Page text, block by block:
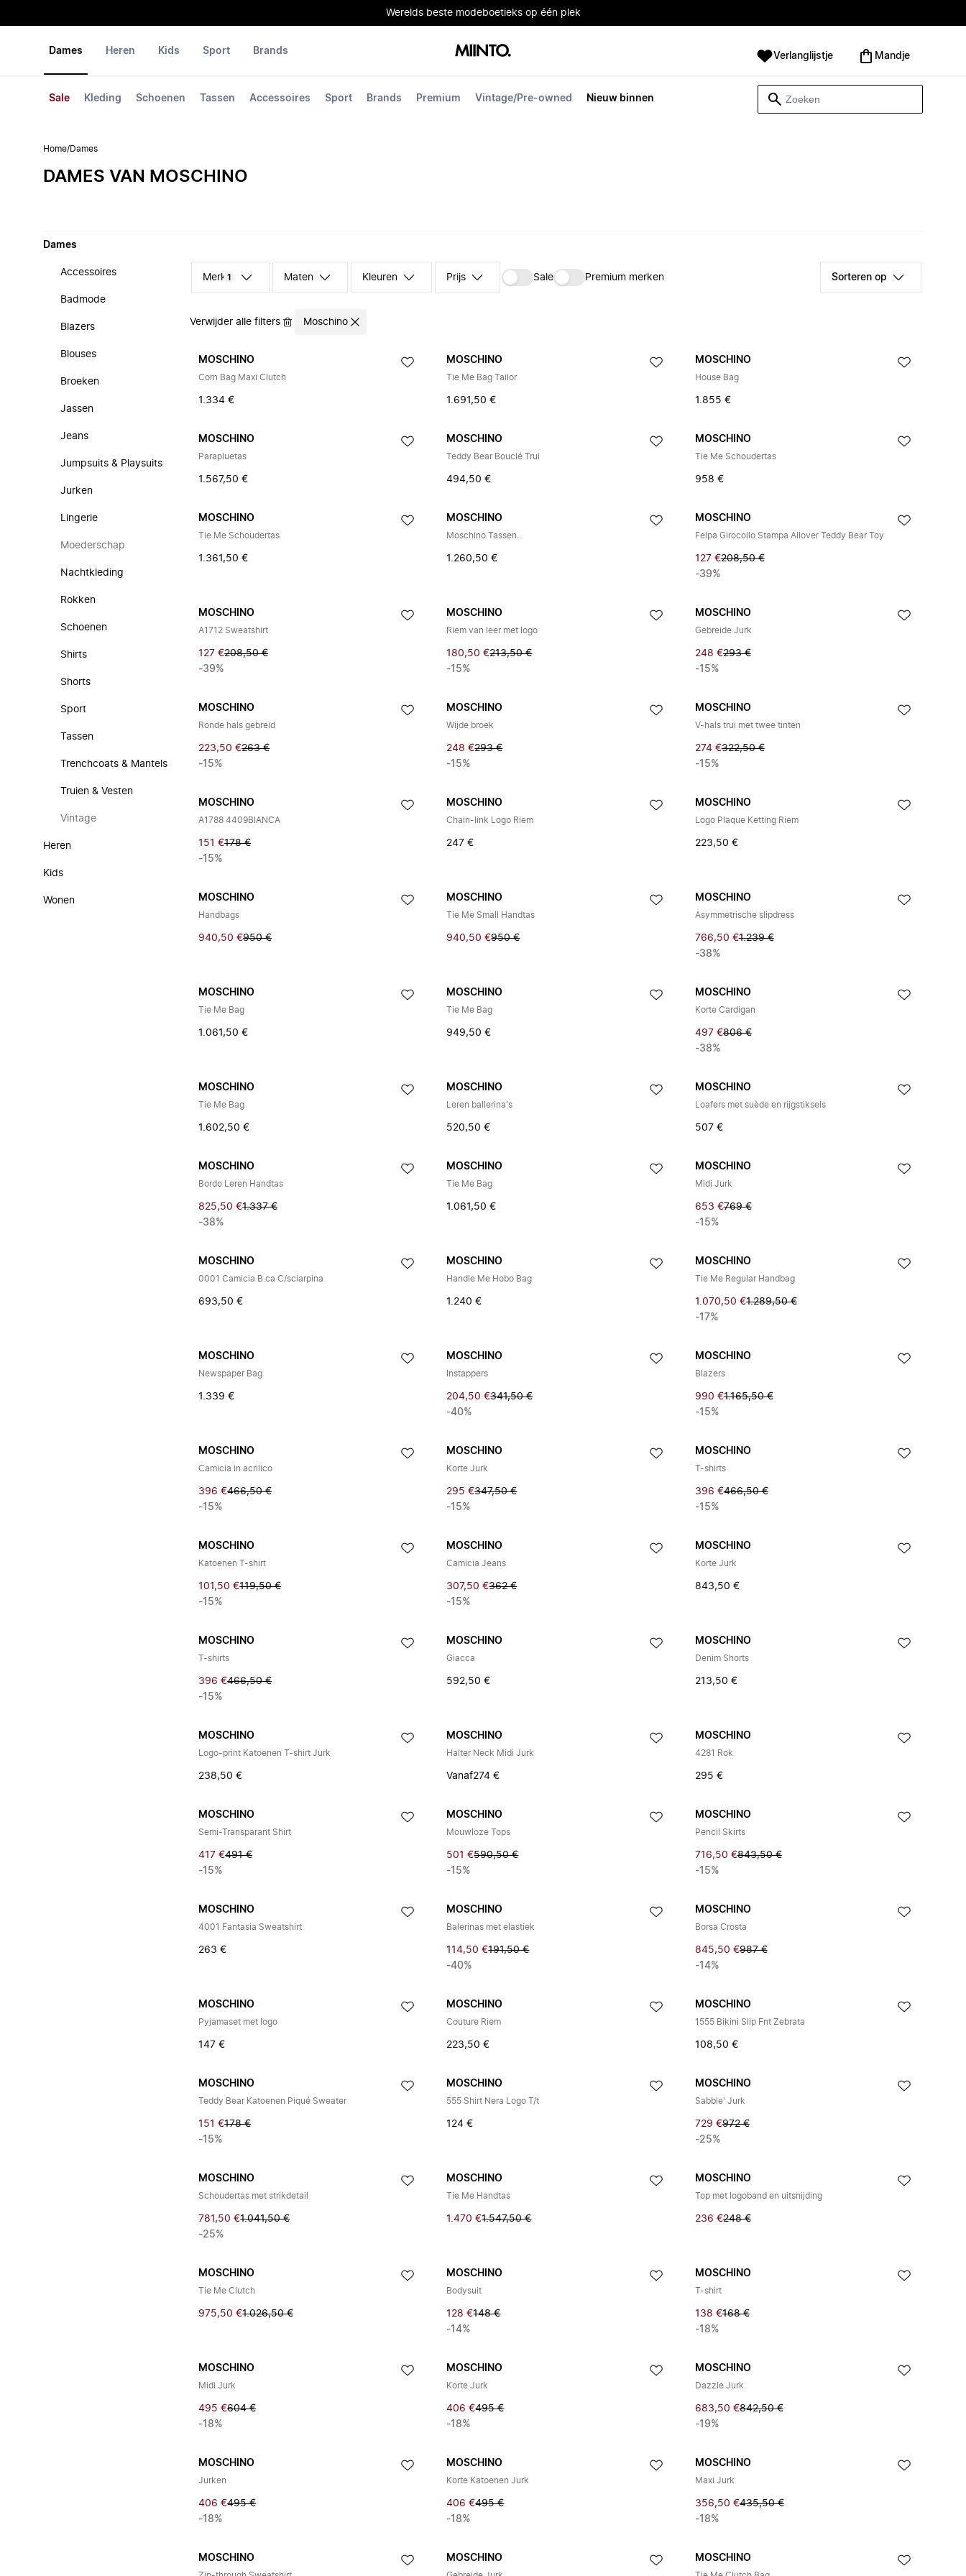
Werelds beste modeboetieks op één plek
Dames
Sale Kleding Schoenen Tassen Accessoires Sport Brands Premium Vintage/Pre-owned Nieuw binnen
Heren Kids Sport Brands Verlanglijstje Mandje
Home/Dames
DAMES VAN MOSCHINO
Dames
Accessoires
Badmode
Blazers
Blouses
Broeken
Jassen
Jeans
Jumpsuits & Playsuits
Jurken
Lingerie
Moederschap
Nachtkleding
Rokken
Schoenen
Shirts
Shorts
Sport
Tassen
Trenchcoats & Mantels
Truien & Vesten
Vintage
Heren
Kids
Wonen
Merk 1 Maten Kleuren Prijs Sale Premium merken Sorteren op
Verwijder alle filters Moschino
MOSCHINO
Corn Bag Maxi Clutch
1.334 €
MOSCHINO
Tie Me Bag Tailor
1.691,50 €
MOSCHINO
House Bag
1.855 €
MOSCHINO
Parapluetas
1.567,50 €
MOSCHINO
Teddy Bear Bouclé Trui
494,50 €
MOSCHINO
Tie Me Schoudertas
958 €
MOSCHINO
Tie Me Schoudertas
1.361,50 €
MOSCHINO
Moschino Tassen..
1.260,50 €
MOSCHINO
Felpa Girocollo Stampa Allover Teddy Bear Toy
127 €208,50 €
-39%
MOSCHINO
A1712 Sweatshirt
127 €208,50 €
-39%
MOSCHINO
Riem van leer met logo
180,50 €213,50 €
-15%
MOSCHINO
Gebreide Jurk
248 €293 €
-15%
MOSCHINO
Ronde hals gebreid
223,50 €263 €
-15%
MOSCHINO
Wijde broek
248 €293 €
-15%
MOSCHINO
V-hals trui met twee tinten
274 €322,50 €
-15%
MOSCHINO
A1788 4409BIANCA
151 €178 €
-15%
MOSCHINO
Chain-link Logo Riem
247 €
MOSCHINO
Logo Plaque Ketting Riem
223,50 €
MOSCHINO
Handbags
940,50 €950 €
MOSCHINO
Tie Me Small Handtas
940,50 €950 €
MOSCHINO
Asymmetrische slipdress
766,50 €1.239 €
-38%
MOSCHINO
Tie Me Bag
1.061,50 €
MOSCHINO
Tie Me Bag
949,50 €
MOSCHINO
Korte Cardigan
497 €806 €
-38%
MOSCHINO
Tie Me Bag
1.602,50 €
MOSCHINO
Leren ballerina's
520,50 €
MOSCHINO
Loafers met suède en rijgstiksels
507 €
MOSCHINO
Bordo Leren Handtas
825,50 €1.337 €
-38%
MOSCHINO
Tie Me Bag
1.061,50 €
MOSCHINO
Midi Jurk
653 €769 €
-15%
MOSCHINO
0001 Camicia B.ca C/sciarpina
693,50 €
MOSCHINO
Handle Me Hobo Bag
1.240 €
MOSCHINO
Tie Me Regular Handbag
1.070,50 €1.289,50 €
-17%
MOSCHINO
Newspaper Bag
1.339 €
MOSCHINO
Instappers
204,50 €341,50 €
-40%
MOSCHINO
Blazers
990 €1.165,50 €
-15%
MOSCHINO
Camicia in acrilico
396 €466,50 €
-15%
MOSCHINO
Korte Jurk
295 €347,50 €
-15%
MOSCHINO
T-shirts
396 €466,50 €
-15%
MOSCHINO
Katoenen T-shirt
101,50 €119,50 €
-15%
MOSCHINO
Camicia Jeans
307,50 €362 €
-15%
MOSCHINO
Korte Jurk
843,50 €
MOSCHINO
T-shirts
396 €466,50 €
-15%
MOSCHINO
Giacca
592,50 €
MOSCHINO
Denim Shorts
213,50 €
MOSCHINO
Logo-print Katoenen T-shirt Jurk
238,50 €
MOSCHINO
Halter Neck Midi Jurk
Vanaf274 €
MOSCHINO
4281 Rok
295 €
MOSCHINO
Semi-Transparant Shirt
417 €491 €
-15%
MOSCHINO
Mouwloze Tops
501 €590,50 €
-15%
MOSCHINO
Pencil Skirts
716,50 €843,50 €
-15%
MOSCHINO
4001 Fantasia Sweatshirt
263 €
MOSCHINO
Balerinas met elastiek
114,50 €191,50 €
-40%
MOSCHINO
Borsa Crosta
845,50 €987 €
-14%
MOSCHINO
Pyjamaset met logo
147 €
MOSCHINO
Couture Riem
223,50 €
MOSCHINO
1555 Bikini Slip Fnt Zebrata
108,50 €
MOSCHINO
Teddy Bear Katoenen Piqué Sweater
151 €178 €
-15%
MOSCHINO
555 Shirt Nera Logo T/t
124 €
MOSCHINO
Sabble' Jurk
729 €972 €
-25%
MOSCHINO
Schoudertas met strikdetail
781,50 €1.041,50 €
-25%
MOSCHINO
Tie Me Handtas
1.470 €1.547,50 €
MOSCHINO
Top met logoband en uitsnijding
236 €248 €
MOSCHINO
Tie Me Clutch
975,50 €1.026,50 €
MOSCHINO
Bodysuit
128 €148 €
-14%
MOSCHINO
T-shirt
138 €168 €
-18%
MOSCHINO
Midi Jurk
495 €604 €
-18%
MOSCHINO
Korte Jurk
406 €495 €
-18%
MOSCHINO
Dazzle Jurk
683,50 €842,50 €
-19%
MOSCHINO
Jurken
406 €495 €
-18%
MOSCHINO
Korte Katoenen Jurk
406 €495 €
-18%
MOSCHINO
Maxi Jurk
356,50 €435,50 €
-18%
MOSCHINO MOSCHINO MOSCHINO